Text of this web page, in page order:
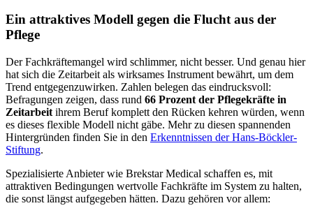
Ein attraktives Modell gegen die Flucht aus der
Pflege
Der Fachkräftemangel wird schlimmer, nicht besser. Und genau hier
hat sich die Zeitarbeit als wirksames Instrument bewährt, um dem
Trend entgegenzuwirken. Zahlen belegen das eindrucksvoll:
Befragungen zeigen, dass rund 66 Prozent der Pflegekräfte in
Zeitarbeit ihrem Beruf komplett den Rücken kehren würden, wenn
es dieses flexible Modell nicht gäbe. Mehr zu diesen spannenden
Hintergründen finden Sie in den Erkenntnissen der Hans-Böckler-
Stiftung.
Spezialisierte Anbieter wie Brekstar Medical schaffen es, mit
attraktiven Bedingungen wertvolle Fachkräfte im System zu halten,
die sonst längst aufgegeben hätten. Dazu gehören vor allem: